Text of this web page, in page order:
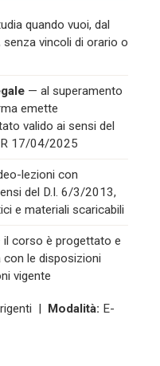
quando vuoi, dal
vincoli di orario o
— al superamento
emette
valido ai sensi del
17/04/2025
lezioni con
del D.I. 6/3/2013,
e materiali scaricabili
corso è progettato e
le disposizioni
vigente
| Modalità: E-